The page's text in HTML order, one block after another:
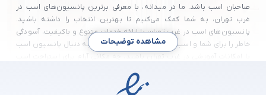
صاحبان اسب باشد. ما در میدانه، با معرفی برترین پانسیون‌های اسب در
غرب تهران، به شما کمک می‌کنیم تا بهترین انتخاب را داشته باشید.
پانسیون‌های اسب در غرب تهران با ارائه خدمات متنوع و باکیفیت، آسودگی
خاطر را برای شما و اسب عزیزتان فراهم می‌کنند. چه به دنبال پانسیون اسب
با امکانات آموزشی در غرب تهران باشید، چه مکانی آرام برای استراحت اسب
این روز ها غرب تهران، پر جمعیت ترین و پر رفت و آمد ترین بخش تهران
مشاهده توضیحات